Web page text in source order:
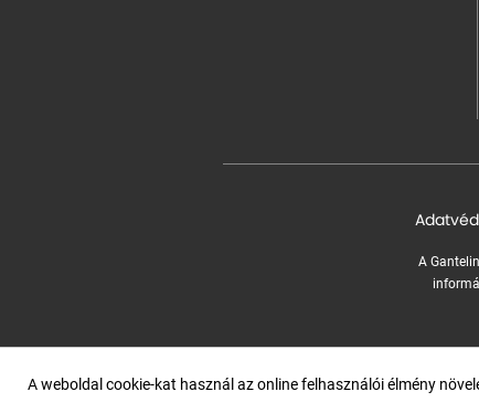
A weboldal cookie-kat használ az online felhasználói élmény
A